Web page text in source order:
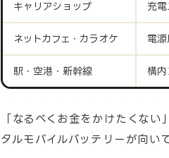
キャリアショップ 充
ネットカフェ・カラオケ 電
駅・空港・新幹線 構
「なるべくお金をかけたくな
タルモバイルバッテリーが向い